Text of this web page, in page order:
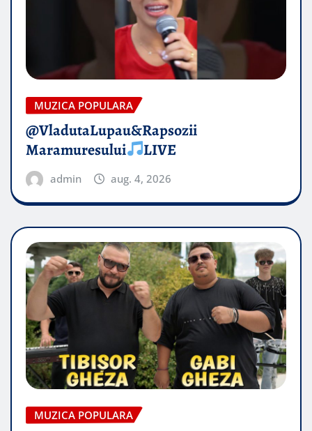
MUZICA POPULARA
@VladutaLupau&Rapsozii
Maramuresului
LIVE
admin aug. 4, 2026
MUZICA POPULARA